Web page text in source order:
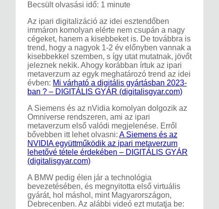
Becsült olvasási idő: 1 minute
Az ipari digitalizáció az idei esztendőben
immáron komolyan elérte nem csupán a nagy
cégeket, hanem a kisebbeket is. De továbbra is
trend, hogy a nagyok 1-2 év előnyben vannak a
kisebbekkel szemben, s így utat mutatnak, jövőt
jeleznek nekik. Ahogy korábban írtuk az ipari
metaverzum az egyk meghatározó trend az idei
évben: Mi várható a digitális gyártásban 2023-
ban ? – DIGITÁLIS GYÁR (digitalisgyar.com)
A Siemens és az nVidia komolyan dolgozik az
Omniverse rendszeren, ami az ipari
metaverzum első valódi megjelenése. Erről
bővebben itt lehet olvasni: A Siemens és az
NVIDIA együttműködik az ipari metaverzum
lehetővé tétele érdekében – DIGITÁLIS GYÁR
(digitalisgyar.com)
A BMW pedig élen jár a technológia
bevezetésében, és megnyitotta első virtuális
gyárát, hol máshol, mint Magyarországon,
Debrecenben. Az alábbi videó ezt mutatja be: